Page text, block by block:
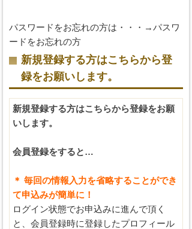
パスワードをお忘れの方は・・・→パスワ
ードをお忘れの方
新規登録する方はこちらから登
録をお願いします。
新規登録する方はこちらから登録をお願
いします。
会員登録をすると…
＊ 毎回の情報入力を省略することができ
て申込みが簡単に！
ログイン状態でお申込みに進んで頂く
と、会員登録時に登録したプロフィール